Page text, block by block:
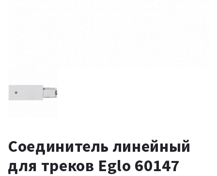
Соединитель линейный
для треков Eglo 60147